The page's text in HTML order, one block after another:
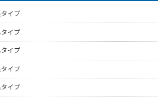
イプ
イプ
イプ
イプ
イプ